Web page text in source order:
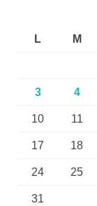
L
M
3 4
10 11
17 18
24 25
31